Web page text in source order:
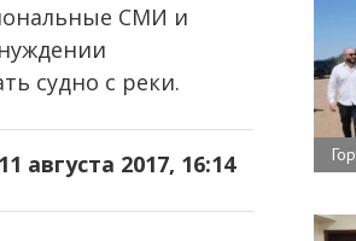
СМИ и
судно с реки.
11 августа 2017, 16:14